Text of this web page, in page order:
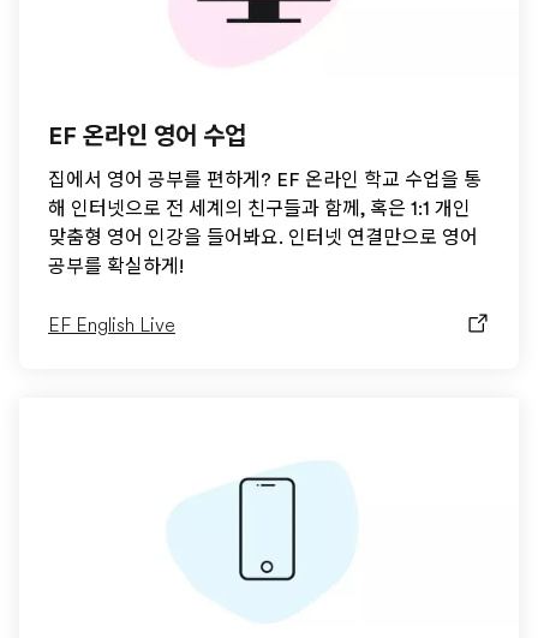
EF 온라인 영어 수업
집에서 영어 공부를 편하게? EF 온라인 학교 수업을 통
해 인터넷으로 전 세계의 친구들과 함께, 혹은 1:1 개인
맞춤형 영어 인강을 들어봐요. 인터넷 연결만으로 영어
공부를 확실하게!
EF English Live